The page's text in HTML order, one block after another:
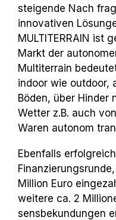
steigende Nach­
innovativen
MULTITERRAIN ist
Markt der
Multiterrain
indoor wie outdoor,
Böden, über Hinder­
Wetter z.B. auch
Waren autonom
Ebenfalls
Million Euro
weitere ca. 2
sensbekundungen